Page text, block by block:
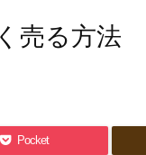
売る方法
Pocket